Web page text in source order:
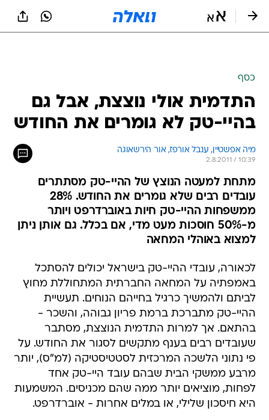
כסף
התדמית אולי נוצצת, אבל גם
בהיי-טק לא גומרים את החודש
מיה אפשטיין, ענבל אורפז, אור הירשאוגה
2.8.2011 / 10:39
מתחת למעטה הנוצץ של ההיי-טק מסתתרים
עובדים רבים שלא גומרים את החודש. 28%
ממשפחות ההיי-טק חיות באוברדרפט ויותר
מ-50% חוסכות מעט מדי, אם בכלל. גם אותן ניתן
למצוא באוהלי המחאה
לכאורה, עובדי ההיי-טק בישראל יכולים להסתכל
באמפתיה על המחאה החברתית המתחוללת מחוץ
לביתם ולהמשיך כרגיל בחייהם הנוחים. תעשיית
ההיי-טק מתברכת ברמת פריון גבוהה, והשכר -
בהתאם. אך למרות התדמית הנוצצת, מסתבר
שעובדים רבים בענף מתקשים לסגור את החודש. על
פי נתוני הלשכה המרכזית לסטטיסטיקה (למ"ס), יותר
מרבע ממשקי הבית שבהם עובד היי-טק אחד
לפחות, מוציאים יותר ממה שהם מכניסים. המשמעות
היא חיסכון שלילי, או במלים אחרות - אוברדרפט.